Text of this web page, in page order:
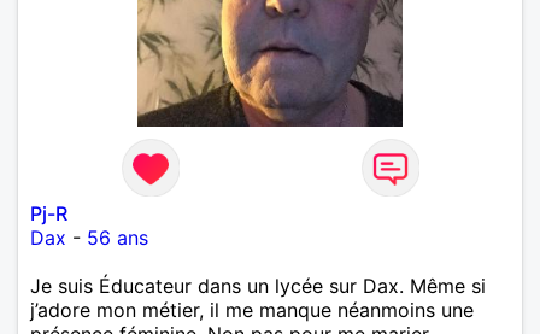
Pj-R
Dax - 56 ans
Je suis Éducateur dans un lycée sur Dax. Même si
j’adore mon métier, il me manque néanmoins une